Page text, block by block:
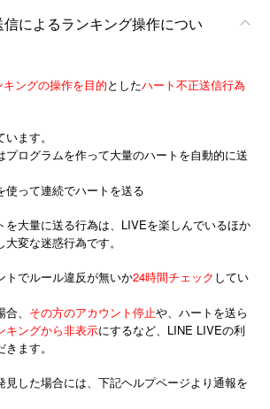
によるランキング操作につい
キングの操作を目的としたハート不正送信行為
います。
プログラムを作って大量のハートを自動的に送
使って連続でハートを送る
を大量に送る行為は、LIVEを楽しんでいるほか
変な迷惑行為です。
トでルール違反が無いか24時間チェック してい
、 その方のアカウン ト停止や、ハートを送ら
キングから非表示にするなど、LINE LIVEの利
ます。
見した場合には、下記ヘルプページより通報を